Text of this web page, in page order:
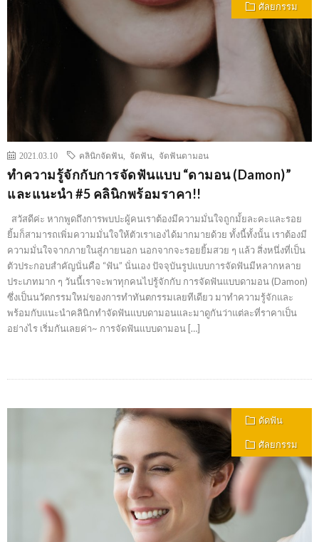
ศัลยกรรม
2021.03.10 คลินิกจัดฟัน จัดฟัน จัดฟันดามอน
ทำความรู้จักกับการจัดฟันแบบ “ดามอน (Damon)”
และแนะนำ #5 คลินิกพร้อมราคา!!
สวัสดีค่ะ หากพูดถึงการพบปะผู้คนเราต้องมีความมั่นใจถูกมั้ยละคะและรอย
ยิ้มก็สามารถเพิ่มความมั่นใจให้ตัวเราเองได้มากมายด้วย ทั้งนี้ทั้งนั้น เราต้องมี
ความมั่นใจจากภายในสู่ภายนอก นอกจากจะรอยยิ้มสวย ๆ แล้ว สิ่งหนึ่งที่เป็น
ตัวประกอบสำคัญนั่นคือ “ฟัน” นั่นเอง ปัจจุบันรูปแบบการจัดฟันมีหลากหลาย
ประเภทมาก ๆ วันนี้เราจะพาทุกคนไปรู้จักกับ การจัดฟันแบบดามอน (Damon)
ซึ่งเป็นนวัตกรรมใหม่ของการทำทันตกรรมเลยทีเดียว มาทำความรู้จักและ
พร้อมกับแนะนำคลินิกทำจัดฟันแบบดามอนและมาดูกันว่าแต่ละที่ราคาเป็น
อย่างไร เริ่มกันเลยค่า~ การจัดฟันแบบดามอน […]
ดัดฟัน
ศัลยกรรม